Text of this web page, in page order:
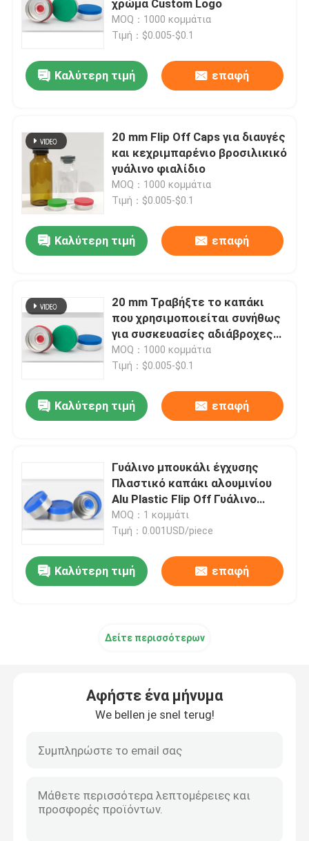
Σπίτι
Προϊόντα
χρώμα Custom Logo
MOQ：1000 κομμάτια
Τιμή：$0.005-$0.1
Καλύτερη τιμή επαφή
20 mm Flip Off Caps για διαυγές
και κεχριμπαρένιο βροσιλικικό
γυάλινο φιαλίδιο
MOQ：1000 κομμάτια
Τιμή：$0.005-$0.1
Καλύτερη τιμή επαφή
20 mm Τραβήξτε το καπάκι
που χρησιμοποιείται συνήθως
για συσκευασίες αδιάβροχες
σε διάφορες βιομηχανίες
MOQ：1000 κομμάτια
Τιμή：$0.005-$0.1
Καλύτερη τιμή επαφή
Γυάλινο μπουκάλι έγχυσης
Πλαστικό καπάκι αλουμινίου
Alu Plastic Flip Off Γυάλινο
καπάκι φιαλιδίου
MOQ：1 κομμάτι
Τιμή：0.001USD/piece
Καλύτερη τιμή επαφή
Δείτε περισσότερων
Αφήστε ένα μήνυμα
We bellen je snel terug!